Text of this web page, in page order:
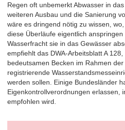
Regen oft unbemerkt Abwasser in
weiteren Ausbau und die Sanierung
wäre es dringend nötig zu wissen,
diese Überläufe eigentlich
Wasserfracht sie in das Gewässer
empfiehlt das DWA-Arbeitsblatt A
bedeutsamen Becken im Rahmen
registrierende
werden sollen. Einige Bundesländer
Eigenkontrollverordnungen erlassen,
empfohlen wird.